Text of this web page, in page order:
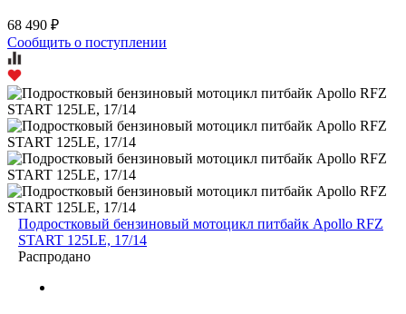
68 490 ₽
Сообщить о поступлении
Подростковый бензиновый мотоцикл питбайк Apollo RFZ
START 125LE, 17/14
Распродано